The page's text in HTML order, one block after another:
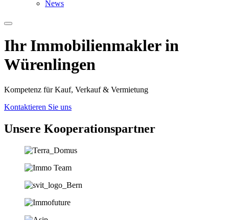
News
Ihr Immobilien­­­makler in
Würenlingen
Kompetenz für Kauf, Verkauf & Vermietung
Kontaktieren Sie uns
Unsere Koopera­tions­partner